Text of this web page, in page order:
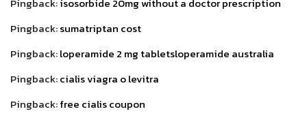
Pingback:isosorbide 20mg without a doctor prescription
Pingback:sumatriptan cost
Pingback:loperamide 2 mg tabletsloperamide australia
Pingback:cialis viagra o levitra
Pingback:free cialis coupon